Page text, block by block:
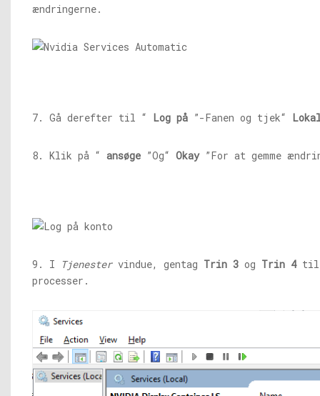
ændringerne.
7. Gå derefter til “ Log på ”-Fanen og tjek“
8. Klik på “ ansøge ”Og“ Okay”For at gemme
9. I Tjenestervindue, gentag Trin 3 og Trin 4til
processer.